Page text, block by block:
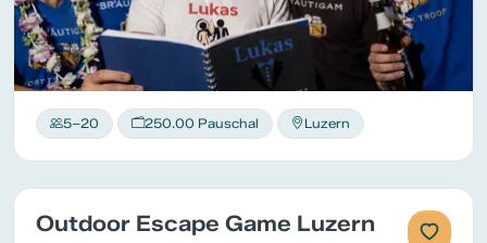
5–20 250.00 Pauschal Luzern
Outdoor Escape Game Luzern